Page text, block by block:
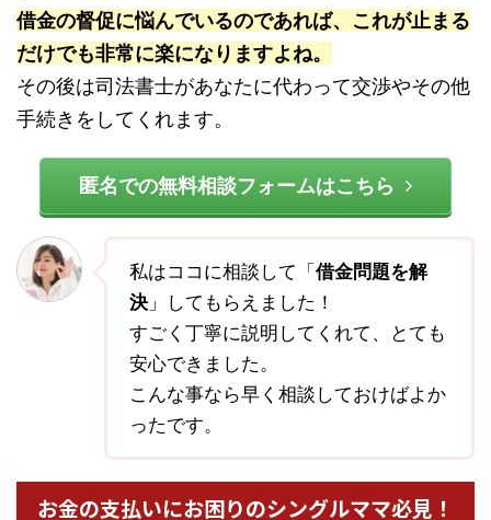
借金の督促に悩んでいるのであれば、これが止まる
だけでも非常に楽になりますよね。
その後は司法書士があなたに代わって交渉やその他
手続きをしてくれます。
匿名での無料相談フォームはこちら
私はココに相談して「借金問題を解
決」してもらえました！
すごく丁寧に説明してくれて、とても
安心できました。
こんな事なら早く相談しておけばよか
ったです。
お金の支払いにお困りのシングルママ必見！